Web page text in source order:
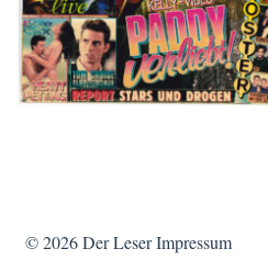
© 2026Der Leser Impressum